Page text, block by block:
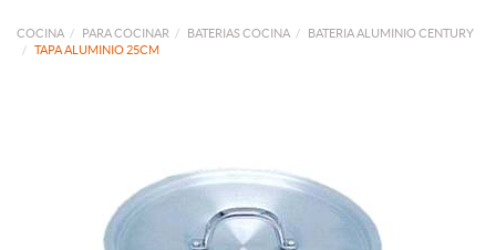
COCINA PARA COCINAR BATERIAS COCINA
BATERIA ALUMINIO CENTURY
TAPA ALUMINIO 25CM